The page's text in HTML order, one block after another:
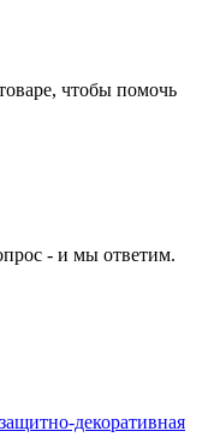
чтобы помочь
- и мы ответим.
декоративная